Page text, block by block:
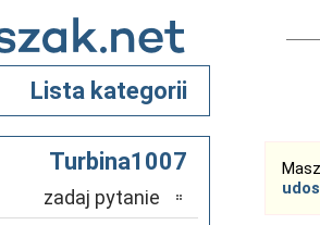
Lista kategorii
Turbina1007
zadaj pytanie